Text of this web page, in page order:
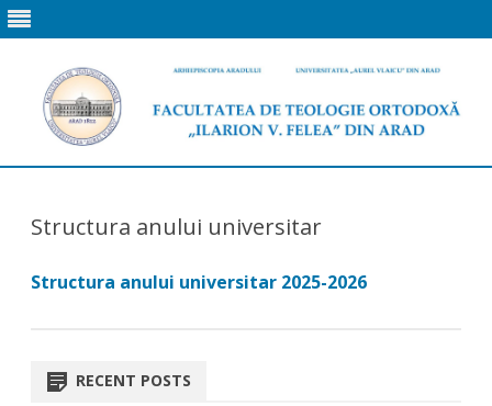
Structura anului universitar
Structura anului universitar 2025-2026
RECENT POSTS